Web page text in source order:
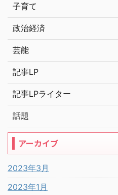
子育て
政治経済
芸能
記事LP
記事LPライター
話題
アーカイブ
2023年3月
2023年1月